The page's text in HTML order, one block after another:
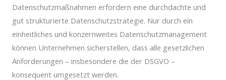
Datenschutzmaßnahmen erfordern eine durchdachte und
gut strukturierte Datenschutzstrategie. Nur durch ein
einheitliches und konzernweites Datenschutzmanagement
können Unternehmen sicherstellen, dass alle gesetzlichen
Anforderungen – insbesondere die der DSGVO –
konsequent umgesetzt werden.